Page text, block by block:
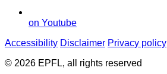
on Youtube
Accessibility Disclaimer Privacy policy
© 2026 EPFL, all rights reserved